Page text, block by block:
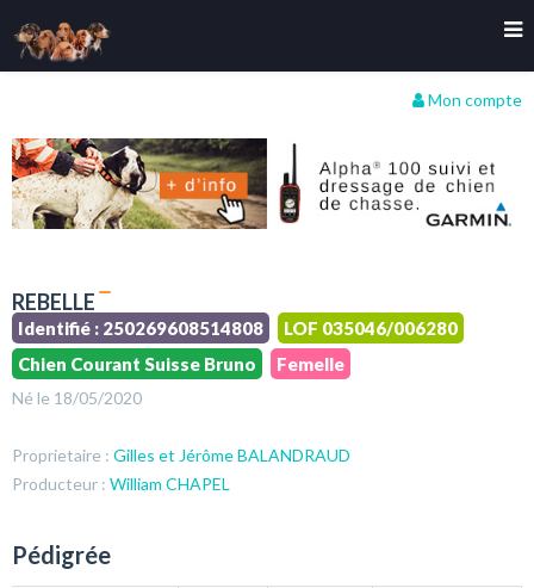
Mon compte
REBELLE
Identifié : 250269608514808
LOF 035046/006280
Chien Courant Suisse Bruno
Femelle
Né le 18/05/2020
Proprietaire : Gilles et Jérôme BALANDRAUD
Producteur : William CHAPEL
Pédigrée